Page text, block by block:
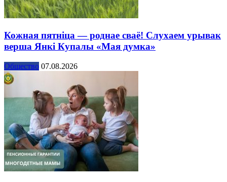
Кожная пятніца — роднае сваё! Слухаем урывак
верша Янкі Купалы «Мая думка»
Общество 07.08.2026